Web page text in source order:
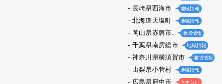
長崎県西海市 地域情報
北海道天塩町 地域情報
岡山県赤磐市. 地域情報
千葉県南房総市 地域情報
神奈川県横須賀市 地域情報
山梨県小菅村 地域情報
広島県府中市 さすらい